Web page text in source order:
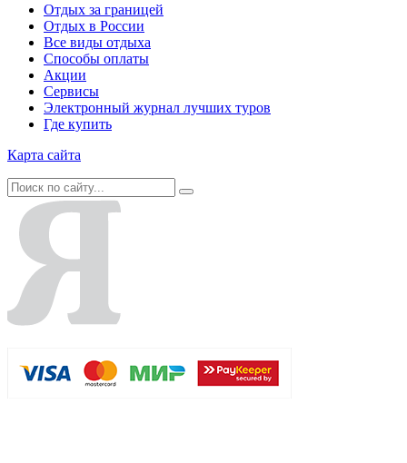
Отдых за границей
Отдых в России
Все виды отдыха
Способы оплаты
Акции
Сервисы
Электронный журнал лучших туров
Где купить
Карта сайта